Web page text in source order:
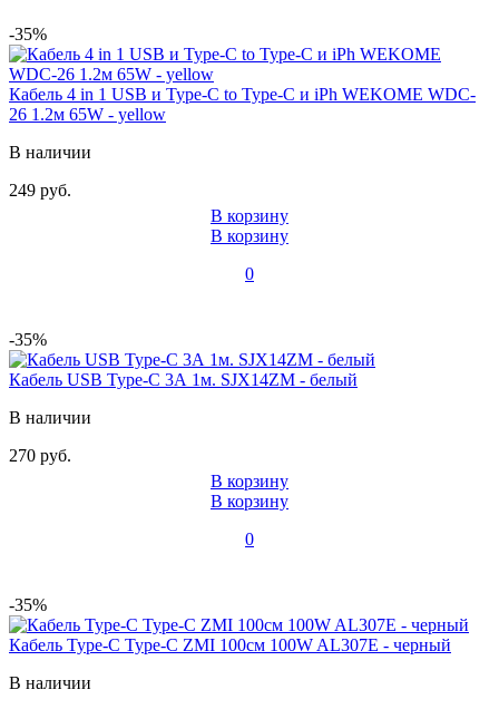
-35%
Кабель 4 in 1 USB и Type-C to Type-C и iPh WEKOME WDC-
26 1.2м 65W - yellow
В наличии
249 руб.
В корзину
В корзину
0
-35%
Кабель USB Type-C 3А 1м. SJX14ZM - белый
В наличии
270 руб.
В корзину
В корзину
0
-35%
Кабель Type-C Type-C ZMI 100см 100W AL307E - черный
В наличии